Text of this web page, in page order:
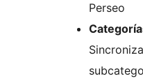
Perseo